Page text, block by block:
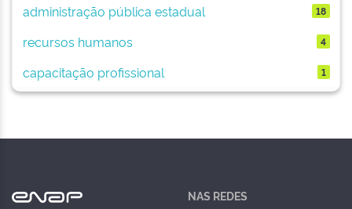
administração pública estadual 18
recursos humanos 4
capacitação profissional 1
NAS REDES